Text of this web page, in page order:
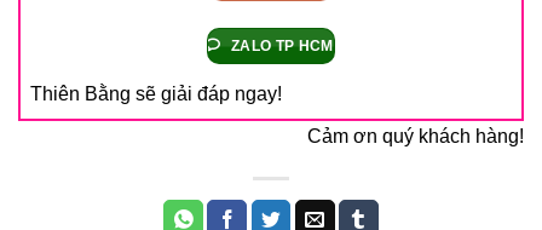
ZALO TP HCM
Thiên Bằng sẽ giải đáp ngay!
Cảm ơn quý khách hàng!